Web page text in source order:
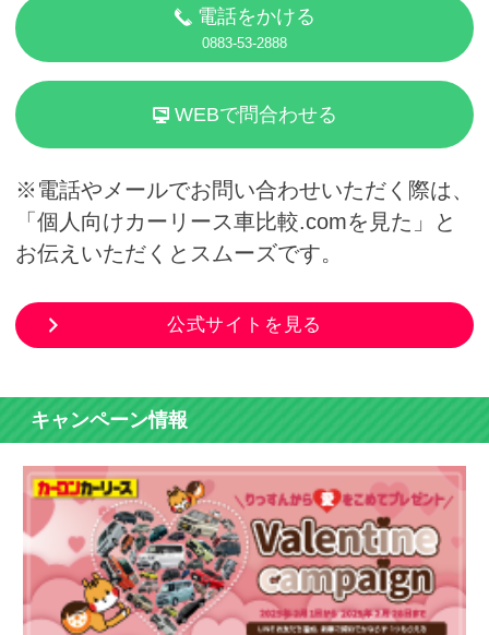
電話をかける
0883-53-2888
WEBで問合わせる
※電話やメールでお問い合わせいただく際は、
「個人向けカーリース車比較.comを見た」と
お伝えいただくとスムーズです。
公式サイトを見る
キャンペーン情報